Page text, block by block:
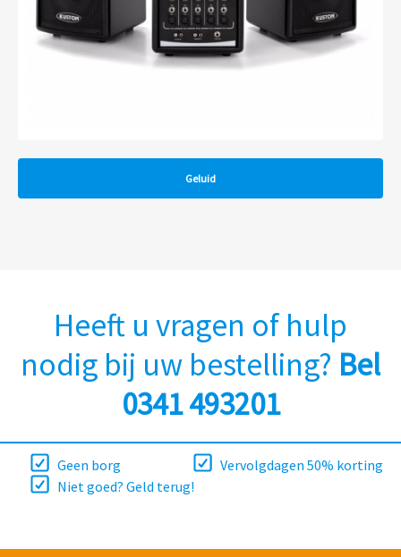
Geluid
Heeft u vragen of hulp
nodig bij uw bestelling? Bel
0341 493201
Geen borg
Vervolgdagen 50% korting
Niet goed? Geld terug!